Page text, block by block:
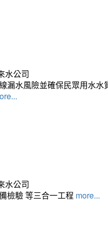
水公司
漏水風險並確保民眾用水
水公司
檢驗 等三合一工程 more...